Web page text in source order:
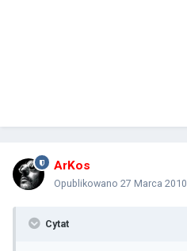
ArKos
Opublikowano 27 Marca 2010
Cytat